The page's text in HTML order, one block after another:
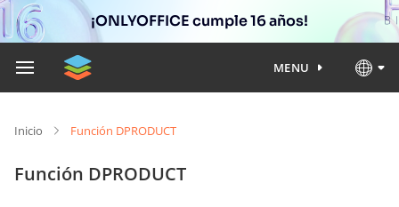
¡ONLYOFFICE cumple 16 años!
MENU
Inicio Función DPRODUCT
Función DPRODUCT